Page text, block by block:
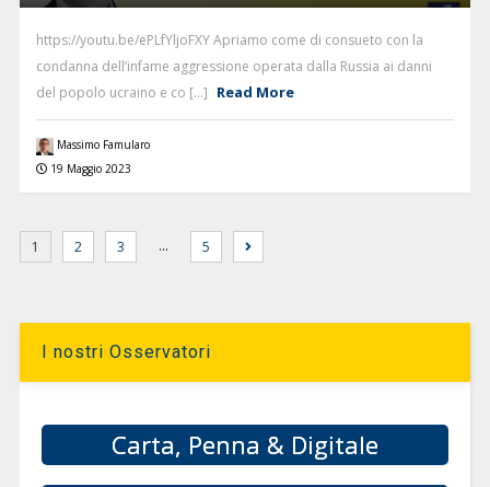
https://youtu.be/ePLfYljoFXY Apriamo come di consueto con la
condanna dell’infame aggressione operata dalla Russia ai danni
del popolo ucraino e co [...] Read More
Massimo Famularo
19 Maggio 2023
1 2 3 … 5
I nostri Osservatori
Carta, Penna & Digitale